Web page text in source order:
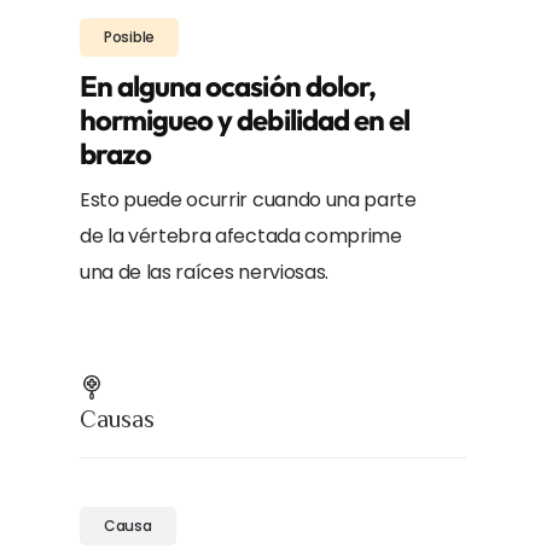
Posible
En alguna ocasión dolor,
hormigueo y debilidad en el
brazo
Esto puede ocurrir cuando una parte
de la vértebra afectada comprime
una de las raíces nerviosas.
Causas
Causa